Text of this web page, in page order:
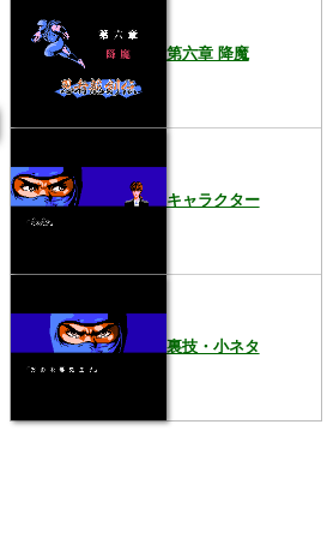
第六章 降魔
キャラクター
裏技・小ネタ